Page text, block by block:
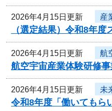
2026年4月15日更新 産
（選定結果）令和8年
2026年4月15日更新 航
航空宇宙産業体験研修
2026年4月15日更新 未
令和8年度「働いてもら